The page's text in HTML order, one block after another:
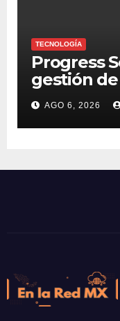
TECNOLOGÍA
Progress
gestión de
NVIDIA
AGO 6, 2026